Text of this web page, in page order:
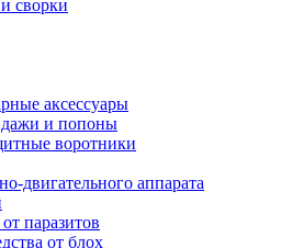
сворки
аксессуары
и попоны
воротники
двигательного аппарата
паразитов
от блох